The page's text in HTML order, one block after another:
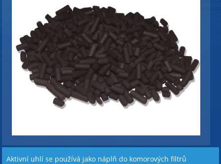
Aktivní uhlí se používá jako náplň do komorových filtrů